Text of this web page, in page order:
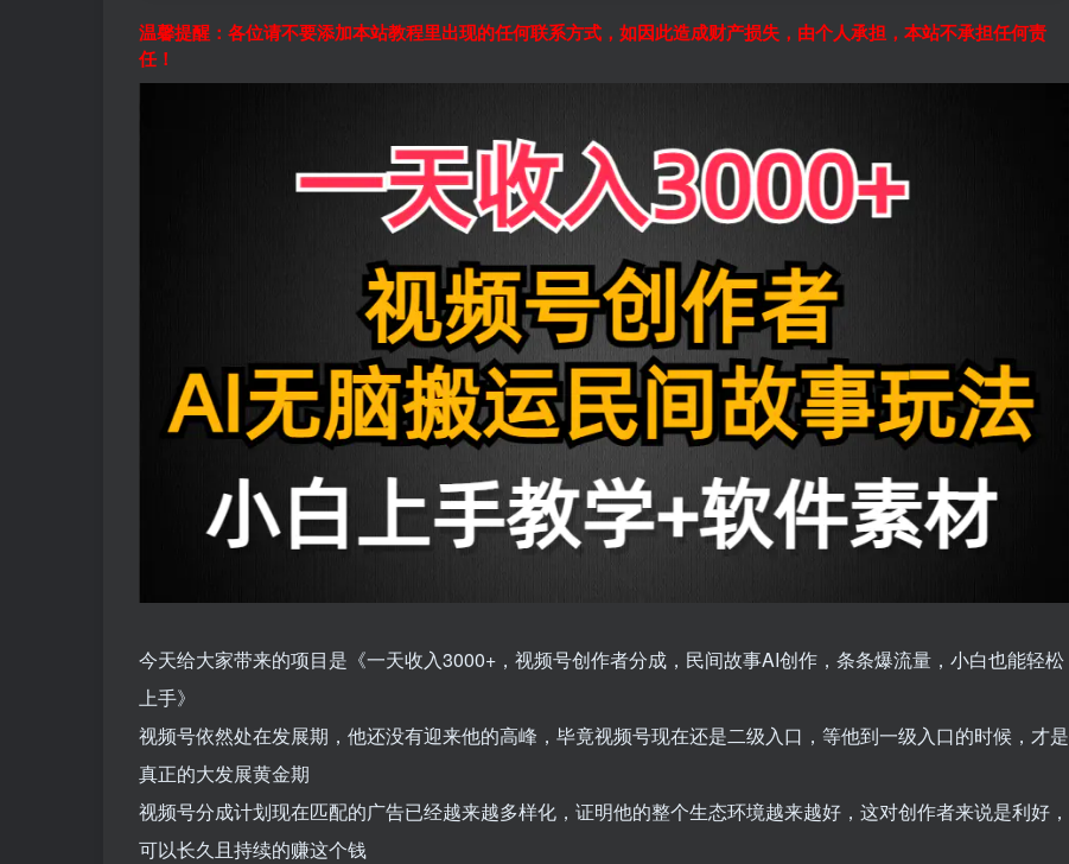
温馨提醒：各位请不要添加本站教程里出现的任何联系方式，如因此造成财产损失，由个人承担，本站不承担任何责
任！
今天给大家带来的项目是《一天收入3000+，视频号创作者分成，民间故事AI创作，条条爆流量，小白也能轻松
上手》
视频号依然处在发展期，他还没有迎来他的高峰，毕竟视频号现在还是二级入口，等他到一级入口的时候，才是
真正的大发展黄金期
视频号分成计划现在匹配的广告已经越来越多样化，证明他的整个生态环境越来越好，这对创作者来说是利好，
可以长久且持续的赚这个钱